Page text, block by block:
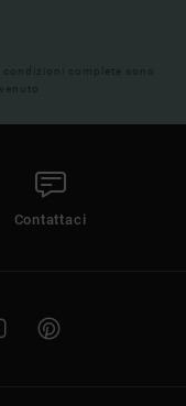
complete sono
Contattaci